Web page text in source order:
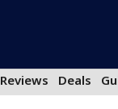
Reviews Deals